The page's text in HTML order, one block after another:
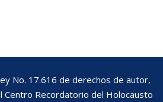
No. 17.616 de derechos de autor,
Centro Recordatorio del Holocausto